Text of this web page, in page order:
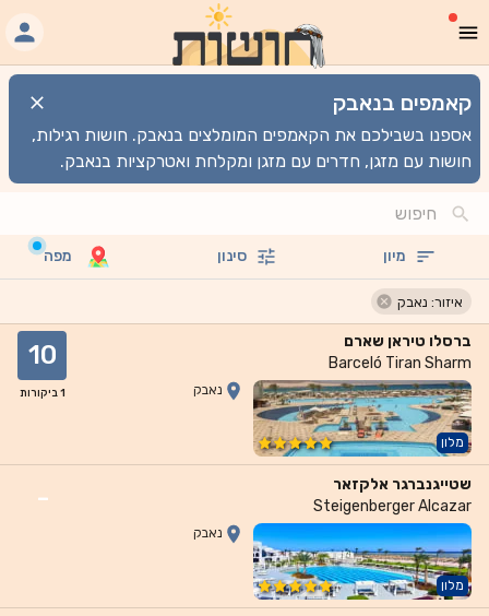
קאמפים בנאבק
אספנו בשבילכם את הקאמפים המומלצים בנאבק. חושות רגילות,
חושות עם מזגן, חדרים עם מזגן ומקלחת ואטרקציות בנאבק.
מיון סינון מפה
איזור: נאבק
ברסלו טיראן שארם
Barceló Tiran Sharm
10
1ביקורות
מלון
נאבק
שטייגנברגר אלקזאר
Steigenberger Alcazar
-
מלון
נאבק